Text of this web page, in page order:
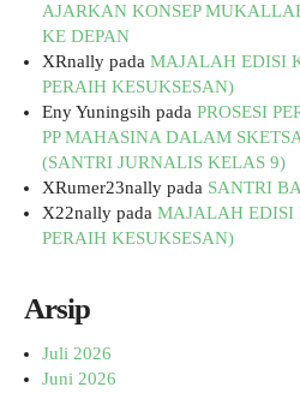
AJARKAN KONSEP
KE DEPAN
XRnally pada MAJALAH EDISI
PERAIH KESUKSESAN)
Eny Yuningsih pada PROSESI
PP MAHASINA DALAM
(SANTRI JURNALIS KELAS 9)
XRumer23nally pada SANTRI
X22nally pada MAJALAH EDISI
PERAIH KESUKSESAN)
Arsip
Juli 2026
Juni 2026